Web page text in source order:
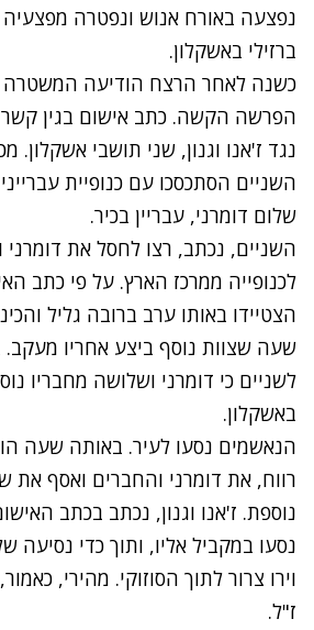
נפצעה באורח אנוש ונפטרה
ברזילי באשקלון.
כשנה לאחר הרצח הודיעה
הפרשה הקשה. כתב אישום בגין
נגד ז'אנו וגנון, שני תושבי אשקלון.
השניים הסתכסכו עם כנופיית
שלום דומרני, עבריין בכיר.
השניים, נכתב, רצו לחסל את דומרני
לכנופייה ממרכז הארץ. על פי כתב
הצטיידו באותו ערב ברובה גליל
שעה שצוות נוסף ביצע אחריו
לשניים כי דומרני ושלושה מחבריו
באשקלון.
הנאשמים נסעו לעיר. באותה שעה
רווח, את דומרני והחברים ואסף את
נוספת. ז'אנו וגנון, נכתב בכתב
נסעו במקביל אליו, ותוך כדי נסיעה
וירו צרור לתוך הסוזוקי. מהירי,
ז"ל.